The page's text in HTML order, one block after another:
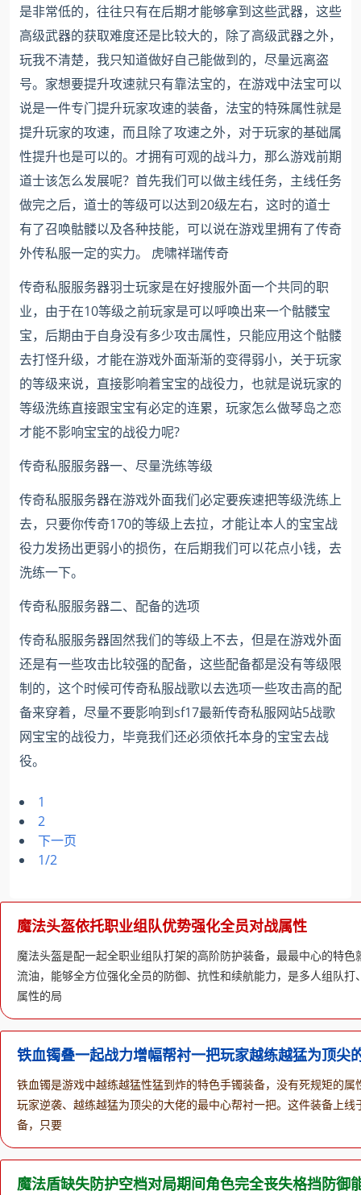
是非常低的，往往只有在后期才能够拿到这些武器，这些
高级武器的获取难度还是比较大的，除了高级武器之外，
玩我不清楚，我只知道做好自己能做到的，尽量远离盗
号。家想要提升攻速就只有靠法宝的，在游戏中法宝可以
说是一件专门提升玩家攻速的装备，法宝的特殊属性就是
提升玩家的攻速，而且除了攻速之外，对于玩家的基础属
性提升也是可以的。才拥有可观的战斗力，那么游戏前期
道士该怎么发展呢？首先我们可以做主线任务，主线任务
做完之后，道士的等级可以达到20级左右，这时的道士
有了召唤骷髅以及各种技能，可以说在游戏里拥有了传奇
外传私服一定的实力。 虎啸祥瑞传奇
传奇私服服务器羽士玩家是在好搜服外面一个共同的职
业，由于在10等级之前玩家是可以呼唤出来一个骷髅宝
宝，后期由于自身没有多少攻击属性，只能应用这个骷髅
去打怪升级，才能在游戏外面渐渐的变得弱小，关于玩家
的等级来说，直接影响着宝宝的战役力，也就是说玩家的
等级洗练直接跟宝宝有必定的连累，玩家怎么做琴岛之恋
才能不影响宝宝的战役力呢?
传奇私服服务器一、尽量洗练等级
传奇私服服务器在游戏外面我们必定要疾速把等级洗练上
去，只要你传奇170的等级上去拉，才能让本人的宝宝战
役力发扬出更弱小的损伤，在后期我们可以花点小钱，去
洗练一下。
传奇私服服务器二、配备的选项
传奇私服服务器固然我们的等级上不去，但是在游戏外面
还是有一些攻击比较强的配备，这些配备都是没有等级限
制的，这个时候可传奇私服战歌以去选项一些攻击高的配
备来穿着，尽量不要影响到sf17最新传奇私服网站5战歌
网宝宝的战役力，毕竟我们还必须依托本身的宝宝去战
役。
1
2
下一页
1/2
魔法头盔依托职业组队优势强化全员对战属性
魔法头盔是配一起全职业组队打架的高阶防护装备，最最中心的特
流油，能够全方位强化全员的防御、抗性和续航能力，是多人组队
属性的局
铁血镯叠一起战力增幅帮衬一把玩家越练越猛为顶尖
铁血镯是游戏中越练越猛性猛到炸的特色手镯装备，没有死规矩的
玩家逆袭、越练越猛为顶尖的大佬的最中心帮衬一把。这件装备上
备，只要
魔法盾缺失防护空档对局期间角色完全丧失格挡防御